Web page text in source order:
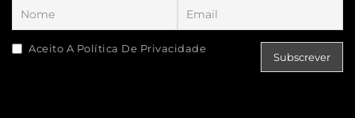
Aceito A Política De Privacidade